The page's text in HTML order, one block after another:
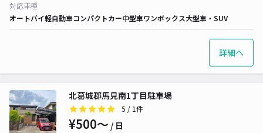
対応車種
オートバイ軽自動車コンパクトカー中型車ワンボックス大型車・SUV
詳細へ
北葛城郡馬見南1丁目駐車場
5 / 1件
¥500〜 / 日